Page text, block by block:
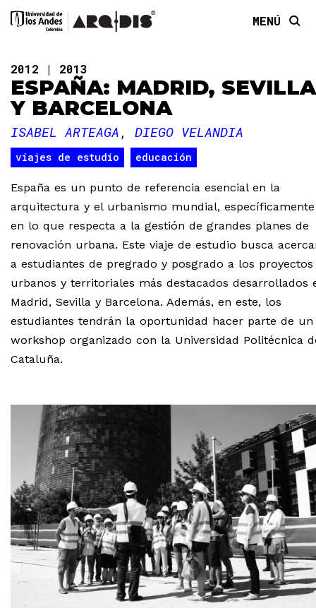
MENÚ
2012 2013
ESPAÑA: MADRID, SEVILLA
Y BARCELONA
ISABEL ARTEAGA DIEGO VELANDIA
viajes de estudio educación
España es un punto de referencia esencial en la
arquitectura y el urbanismo mundial, específicamente
en lo que respecta a la gestión de grandes planes de
renovación urbana. Este viaje de estudio busca
a estudiantes de pregrado y posgrado a los proyectos
urbanos y territoriales más destacados desarrollados
Madrid, Sevilla y Barcelona. Además, en este, los
estudiantes tendrán la oportunidad hacer parte de un
workshop organizado con la Universidad Politécnica
Cataluña.